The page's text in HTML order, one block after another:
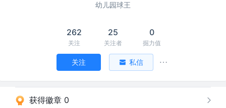
幼儿园球王
262
关注
25
关注者
0
掘力值
关注 私信
获得徽章 0